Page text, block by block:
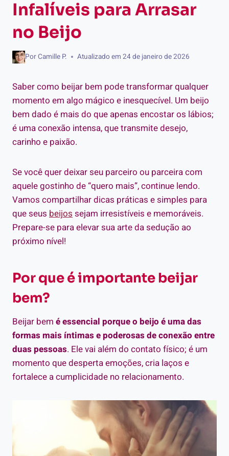
Infalíveis para Arrasar
no Beijo
PorCamille P. Atualizado em 24 de janeiro de 2026
Saber como beijar bem pode transformar qualquer
momento em algo mágico e inesquecível. Um beijo
bem dado é mais do que apenas encostar os lábios;
é uma conexão intensa, que transmite desejo,
carinho e paixão.
Se você quer deixar seu parceiro ou parceira com
aquele gostinho de “quero mais”, continue lendo.
Vamos compartilhar dicas práticas e simples para
que seus beijos sejam irresistíveis e memoráveis.
Prepare-se para elevar sua arte da sedução ao
próximo nível!
Por que é importante beijar
bem?
Beijar bem é essencial porque o beijo é uma das
formas mais íntimas e poderosas de conexão entre
duas pessoas. Ele vai além do contato físico; é um
momento que desperta emoções, cria laços e
fortalece a cumplicidade no relacionamento.